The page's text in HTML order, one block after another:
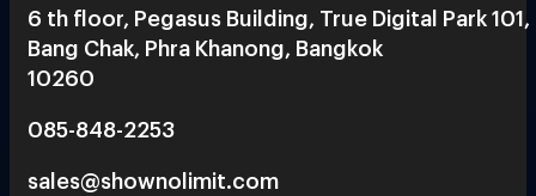
6 th floor, Pegasus Building, True Digital Park 101,
Bang Chak, Phra Khanong, Bangkok
10260
085-848-2253
sales@shownolimit.com